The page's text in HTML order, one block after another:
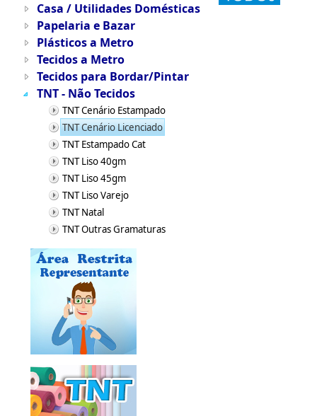
Casa / Utilidades Domésticas
Papelaria e Bazar
Plásticos a Metro
Tecidos a Metro
Tecidos para Bordar/Pintar
TNT - Não Tecidos
TNT Cenário Estampado
TNT Cenário Licenciado
TNT Estampado Cat
TNT Liso 40gm
TNT Liso 45gm
TNT Liso Varejo
TNT Natal
TNT Outras Gramaturas